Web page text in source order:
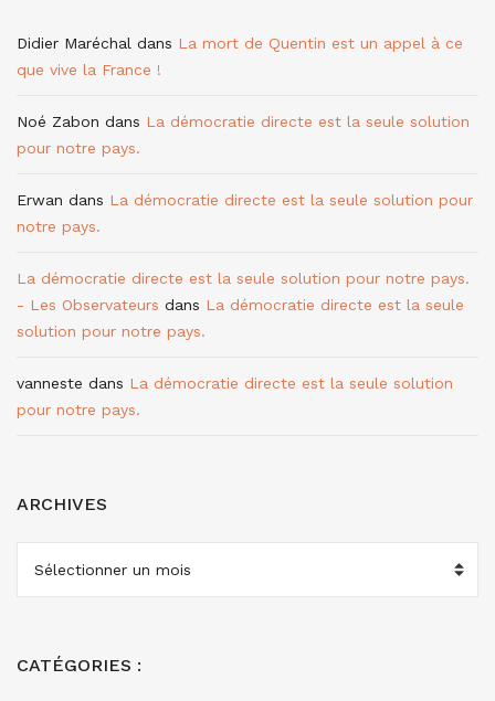
Didier Maréchal dans La mort de Quentin est un appel à ce
que vive la France !
Noé Zabon dans La démocratie directe est la seule solution
pour notre pays.
Erwan dans La démocratie directe est la seule solution pour
notre pays.
La démocratie directe est la seule solution pour notre pays.
- Les Observateurs dans La démocratie directe est la seule
solution pour notre pays.
vanneste dans La démocratie directe est la seule solution
pour notre pays.
ARCHIVES
ARCHIVES
CATÉGORIES :